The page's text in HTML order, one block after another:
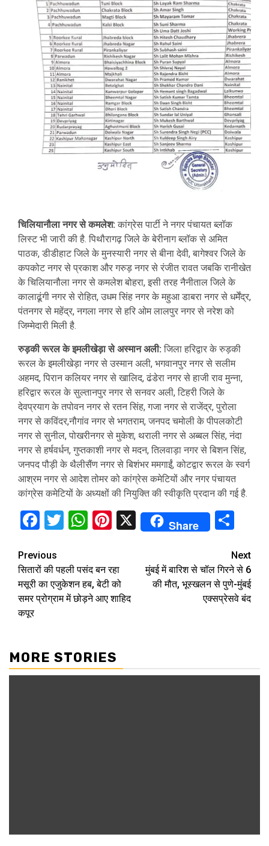
चिलियानौला नगर से कमलेश: कांग्रेस पार्टी ने नगर पंचायत ब्लॉक
लिस्ट भी जारी की है. पिथौरागढ़ जिले के बेरीनाग ब्लॉक से अमित
पाठक, डीडीहाट जिले के मुनस्यारी नगर से बीना देवी, बागेश्वर जिले के
कपकोट नगर से प्रकाश और गरुड़ नगर से रंजीत रावत जबकि रानीखेत
के चिलियानौला नगर से कमलेश बोहरा, इसी तरह नैनीताल जिले के
कालाढूंगी नगर से रोहित, उधम सिंह नगर के महुआ डाबरा नगर से धर्मेंद्र,
पंतनगर से महेंद्र, नगला नगर से हरि ओम लालपुर नगर से नरेश को
जिम्मेदारी मिली है.
रुड़की रूरल के इमलीखेड़ा से अस्मान अली: जिला हरिद्वार के रुड़की
रूरल के इमलीखेड़ा नगर से उस्मान अली, भगवानपुर नगर से सलीम
अहमद, पिरान कलियर नगर से खालिद, ढंडेरा नगर से हाजी राव मुन्ना,
हरिद्वार रूरल के सुल्तानपुर नगर से सनवर अली, टिहरी जिले के
देवप्रयाग के तपोवन नगर से रतन सिंह, गजा नगर से राजेंद्र, पुरोला
नगर से कविंदर,नौगांव नगर से भगतराम, जनपद चमोली के पीपलकोटी
नगर से सुनील, पोखरीनगर से मुकेश, थराली नगर से अब्बल सिंह, नंदा
नगर से हर्षवर्धन, गुप्तकाशी नगर से मदन, तिलवाड़ा नगर से बिशन सिंह,
जनपद पौड़ी के थैलीसैंण नगर से बिशंभर ममगाईं, कोटद्वार रूरल के स्वर्ग
आश्रम नगर से आदेश तोमर को कांग्रेस कमेटियों और नगर पंचायत
कांग्रेस कमेटियों के अध्यक्षों की नियुक्ति की स्वीकृति प्रदान की गई है.
Facebook
Twitter
WhatsApp
Pinterest
X Share
Continue
Reading
Previous
सितारों की पहली पसंद बन रहा
मसूरी का एजुकेशन हब, बेटी को
समर प्रोग्राम में छोड़ने आए शाहिद
कपूर
Next
मुंबई में बारिश से चॉल गिरने से 6
की मौत, भूस्खलन से पुणे-मुंबई
एक्सप्रेसवे बंद
MORE STORIES